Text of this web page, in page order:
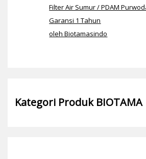
Filter Air Sumur / PDAM
Garansi 1 Tahun
oleh Biotamasindo
Kategori Produk BIOTAMA